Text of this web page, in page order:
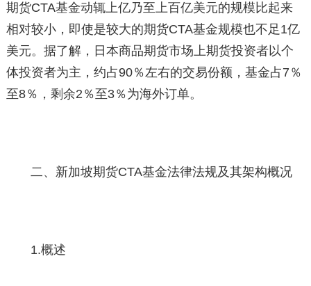
期货CTA基金动辄上亿乃至上百亿美元的规模比起来
相对较小，即使是较大的期货CTA基金规模也不足1亿
美元。据了解，日本商品期货市场上期货投资者以个
体投资者为主，约占90％左右的交易份额，基金占7％
至8％，剩余2％至3％为海外订单。
二、新加坡期货CTA基金法律法规及其架构概况
1.概述